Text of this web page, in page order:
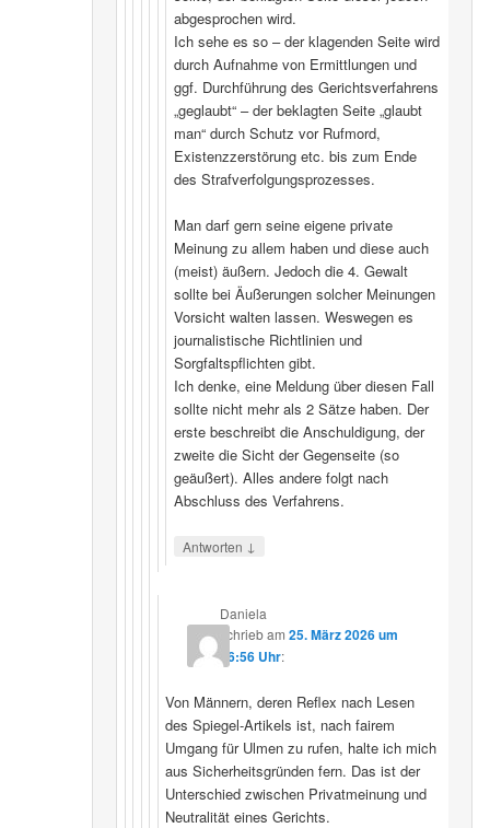
abgesprochen wird.
Ich sehe es so – der klagenden Seite wird
durch Aufnahme von Ermittlungen und
ggf. Durchführung des Gerichtsverfahrens
„geglaubt“ – der beklagten Seite „glaubt
man“ durch Schutz vor Rufmord,
Existenzzerstörung etc. bis zum Ende
des Strafverfolgungsprozesses.
Man darf gern seine eigene private
Meinung zu allem haben und diese auch
(meist) äußern. Jedoch die 4. Gewalt
sollte bei Äußerungen solcher Meinungen
Vorsicht walten lassen. Weswegen es
journalistische Richtlinien und
Sorgfaltspflichten gibt.
Ich denke, eine Meldung über diesen Fall
sollte nicht mehr als 2 Sätze haben. Der
erste beschreibt die Anschuldigung, der
zweite die Sicht der Gegenseite (so
geäußert). Alles andere folgt nach
Abschluss des Verfahrens.
Antworten ↓
Daniela
schriebam25. März 2026 um
16:56 Uhr:
Von Männern, deren Reflex nach Lesen
des Spiegel-Artikels ist, nach fairem
Umgang für Ulmen zu rufen, halte ich mich
aus Sicherheitsgründen fern. Das ist der
Unterschied zwischen Privatmeinung und
Neutralität eines Gerichts.